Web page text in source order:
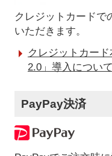
クレジットカードで
いただきます。
クレジットカー
2.0」導入について
PayPay決済